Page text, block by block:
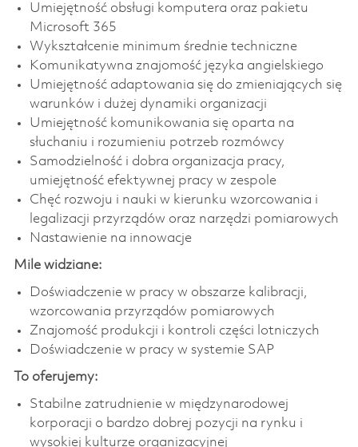
Umiejętność obsługi komputera oraz pakietu
Microsoft 365
Wykształcenie minimum średnie techniczne
Komunikatywna znajomość języka angielskiego
Umiejętność adaptowania się do zmieniających się
warunków i dużej dynamiki organizacji
Umiejętność komunikowania się oparta na
słuchaniu i rozumieniu potrzeb rozmówcy
Samodzielność i dobra organizacja pracy,
umiejętność efektywnej pracy w zespole
Chęć rozwoju i nauki w kierunku wzorcowania i
legalizacji przyrządów oraz narzędzi pomiarowych
Nastawienie na innowacje
Mile widziane:
Doświadczenie w pracy w obszarze kalibracji,
wzorcowania przyrządów pomiarowych
Znajomość produkcji i kontroli części lotniczych
Doświadczenie w pracy w systemie SAP
To oferujemy:
Stabilne zatrudnienie w międzynarodowej
korporacji o bardzo dobrej pozycji na rynku i
wysokiej kulturze organizacyjnej